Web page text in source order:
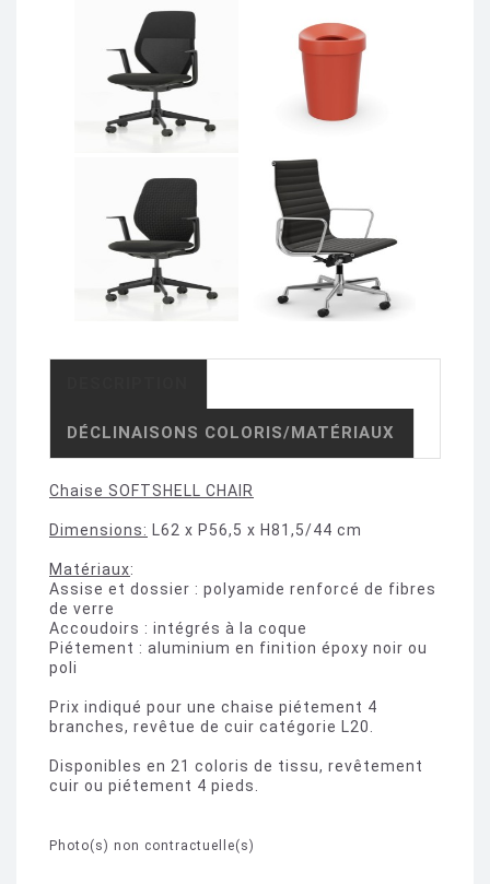
DÉCLINAISONS COLORIS/MATÉRIAUX
Chaise SOFTSHELL CHAIR
Dimensions: L62 x P56,5 x H81,5/44 cm
Matériaux:
Assise et dossier : polyamide renforcé de fibres
de verre
Accoudoirs : intégrés à la coque
Piétement : aluminium en finition époxy noir ou
poli
Prix indiqué pour une chaise piétement 4
branches, revêtue de cuir catégorie L20.
Disponibles en 21 coloris de tissu, revêtement
cuir ou piétement 4 pieds.
Photo(s) non contractuelle(s)